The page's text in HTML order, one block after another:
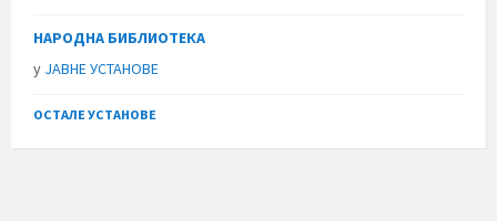
НАРОДНА БИБЛИОТЕКА
у ЈАВНЕ УСТАНОВЕ
ОСТАЛЕ УСТАНОВЕ